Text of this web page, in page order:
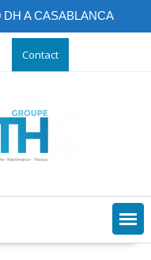
DH A CASABLANCA
Contact